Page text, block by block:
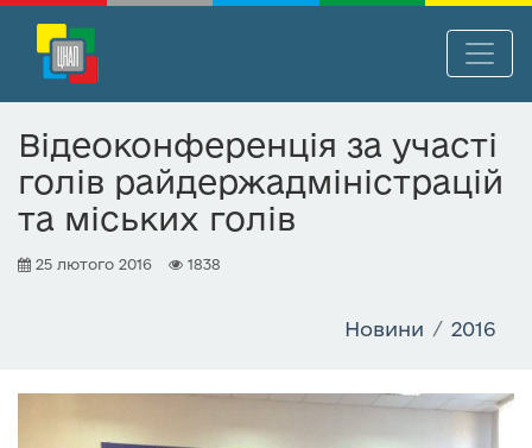
е
й
и
д
Новини 2016
Відеоконференція за участі
голів райдержадміністрацій
та міських голів
25 лютого 2016 1838